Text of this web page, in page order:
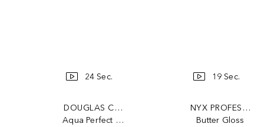
24 Sec.
DOUGLAS COLLECTION
Aqua Perfect Hydrating Ampoules
19 Sec.
NYX
Butter Gloss